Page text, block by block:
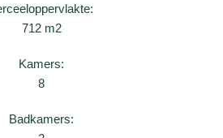
712 m2
Kamers:
8
Badkamers: